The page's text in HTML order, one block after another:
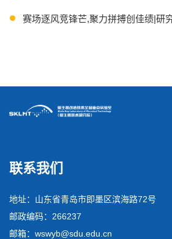
赛场逐风竞锋芒,聚力拼搏创佳绩|研
联系我们
地址：山东省青岛市即墨区滨海路72号
邮政编码：266237
邮箱：wswyb@sdu.edu.cn